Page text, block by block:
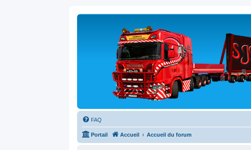
FAQ
Portail Accueil Accueil du forum